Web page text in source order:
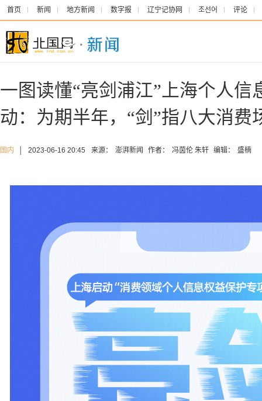
首页 新闻 地方新闻 数字报 辽宁记协网 조선어 评论
一图读懂“亮剑浦江”上海个人信
动：为期半年，“剑”指八大消费
国内 2023-06-16 20:45 来源： 澎湃新闻 作者： 冯茵伦 朱轩 编辑： 盛楠